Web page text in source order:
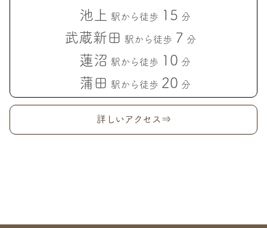
池上 駅から徒歩 15 分
武蔵新田 駅から徒歩 7 分
蓮沼 駅から徒歩 10 分
蒲田 駅から徒歩 20 分
詳しいアクセス⇒